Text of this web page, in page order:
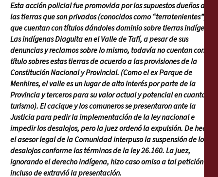
Esta acción policial fue promovida por los supuestos dueños de
las tierras que son privados (conocidos como “terratenientes”)
que cuentan con títulos dándoles dominio sobre tierras indígenas.
Las indígenas Diaguita en el Valle de Tafí, a pesar de sus
denuncias y reclamos sobre lo mismo, todavía no cuentan con
título sobres estas tierras de acuerdo a las provisiones de la
Constitución Nacional y Provincial. (Como el ex Parque de
Menhires, el valle es un lugar de alto interés por parte de la
Provincia y terceros para su valor actual y potencial en cuanto al
turismo). El cacique y los comuneros se presentaron ante la
Justicia para pedir la implementación de la ley nacional e
impedir los desalojos, pero la juez ordenó la expulsión. De hecho,
el asesor legal de la Comunidad interpuso la suspensión de los
desalojos conforme los términos de la ley 26.160. La juez,
ignorando el derecho indígena, hizo caso omiso a tal petición e
incluso de extravió la presentación.